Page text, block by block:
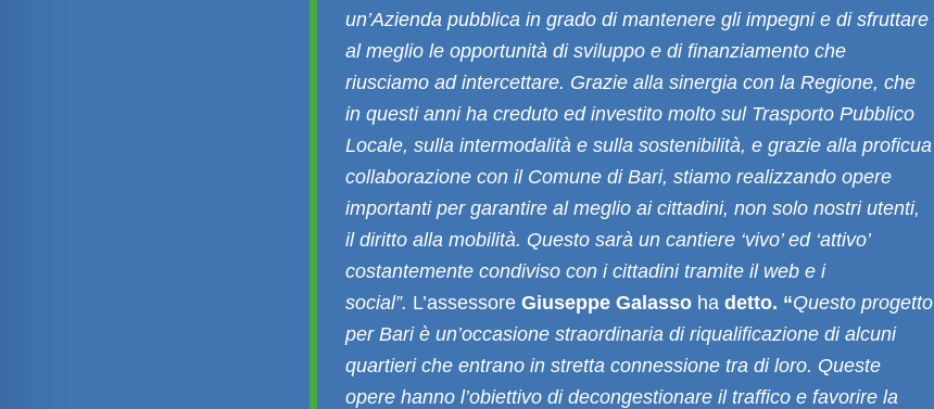
un’Azienda pubblica in grado di mantenere gli impegni e di sfruttare
al meglio le opportunità di sviluppo e di finanziamento che
riusciamo ad intercettare. Grazie alla sinergia con la Regione, che
in questi anni ha creduto ed investito molto sul Trasporto Pubblico
Locale, sulla intermodalità e sulla sostenibilità, e grazie alla proficua
collaborazione con il Comune di Bari, stiamo realizzando opere
importanti per garantire al meglio ai cittadini, non solo nostri utenti,
il diritto alla mobilità. Questo sarà un cantiere ‘vivo’ ed ‘attivo’
costantemente condiviso con i cittadini tramite il web e i
social”. L’assessoreGiuseppe Galasso ha detto. “Questo progetto
per Bari è un’occasione straordinaria di riqualificazione di alcuni
quartieri che entrano in stretta connessione tra di loro. Queste
opere hanno l’obiettivo di decongestionare il traffico e favorire la